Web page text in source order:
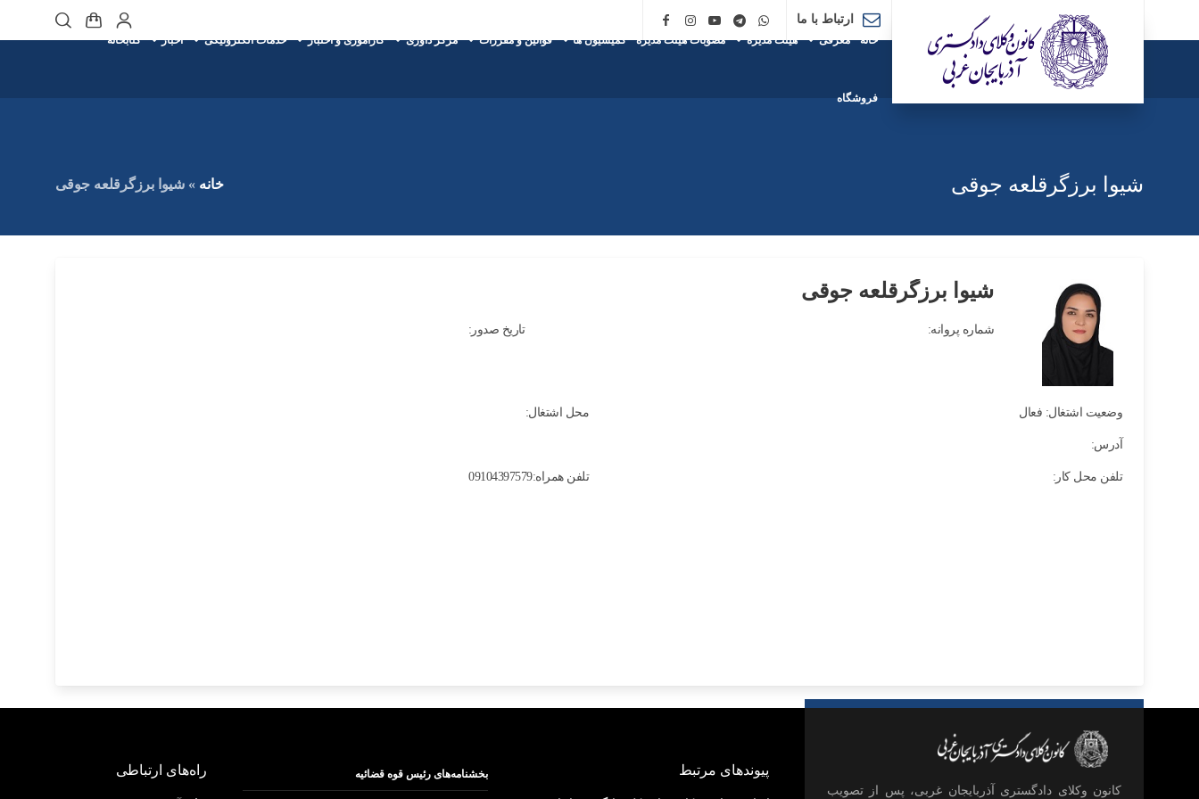
ارتباط با ما
خانه معرفی هیئت مدیره مصوبات هیئت مدیره کمیسیون ها قوانین و مقررات مرکز داوری کارآموزی و اختبار خدمات الکترونیکی اخبار کتابخانه
فروشگاه
شیوا برزگرقلعه جوقی خانه » شیوا برزگرقلعه جوقی
شیوا برزگرقلعه جوقی
شماره پروانه: تاریخ صدور:
وضعیت اشتغال: فعال محل اشتغال:
آدرس:
تلفن محل کار: تلفن همراه:09104397579
كانون وكلای دادگستری آذربايجان غربی، پس از تصويب
پیوندهای مرتبط بخشنامه‌های رئیس قوه قضائیه راه‌های ارتباطی